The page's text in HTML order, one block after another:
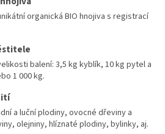
organická BIO hnojiva s registrací
balení: 3,5 kg kyblík, 10 kg pytel a
1 000 kg.
a luční plodiny, ovocné dřeviny a
olejniny, hlíznaté plodiny, bylinky, aj.